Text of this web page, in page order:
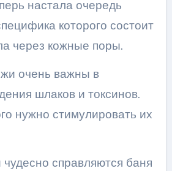
настала очередь
которого состоит
через кожные поры.
очень важны в
шлаков и токсинов.
нужно стимулировать их
справляются баня